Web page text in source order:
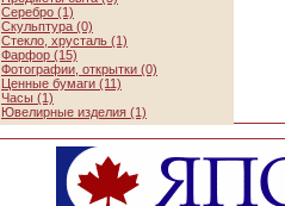
Серебро (1)
Скульптура (0)
Стекло, хрусталь (1)
Фарфор (15)
Фотографии, открытки (0)
Ценные бумаги (11)
Часы (1)
Ювелирные изделия (1)